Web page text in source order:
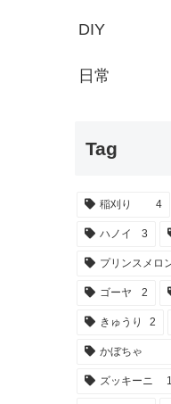
DIY
日常
Tag
稲刈り 4
ハノイ 3
プリンスメロ
ゴーヤ 2
きゅうり 2
かぼちゃ
ズッキーニ 1